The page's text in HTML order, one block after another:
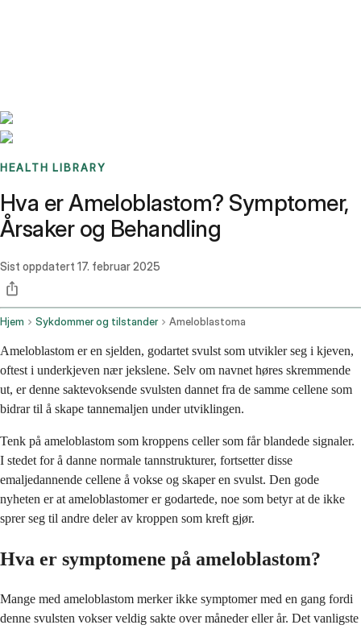
HEALTH LIBRARY
Hva er Ameloblastom? Symptomer,
Årsaker og Behandling
Sist oppdatert 17. februar 2025
Hjem Sykdommer og tilstander Ameloblastoma
Ameloblastom er en sjelden, godartet svulst som utvikler seg i kjeven,
oftest i underkjeven nær jekslene. Selv om navnet høres skremmende
ut, er denne saktevoksende svulsten dannet fra de samme cellene som
bidrar til å skape tannemaljen under utviklingen.
Tenk på ameloblastom som kroppens celler som får blandede signaler.
I stedet for å danne normale tannstrukturer, fortsetter disse
emaljedannende cellene å vokse og skaper en svulst. Den gode
nyheten er at ameloblastomer er godartede, noe som betyr at de ikke
sprer seg til andre deler av kroppen som kreft gjør.
Hva er symptomene på ameloblastom?
Mange med ameloblastom merker ikke symptomer med en gang fordi
denne svulsten vokser veldig sakte over måneder eller år. Det vanligste